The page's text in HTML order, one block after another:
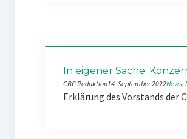
In eigener Sache:
CBG Redaktion14. September 2022News,
Erklärung des Vorstands der